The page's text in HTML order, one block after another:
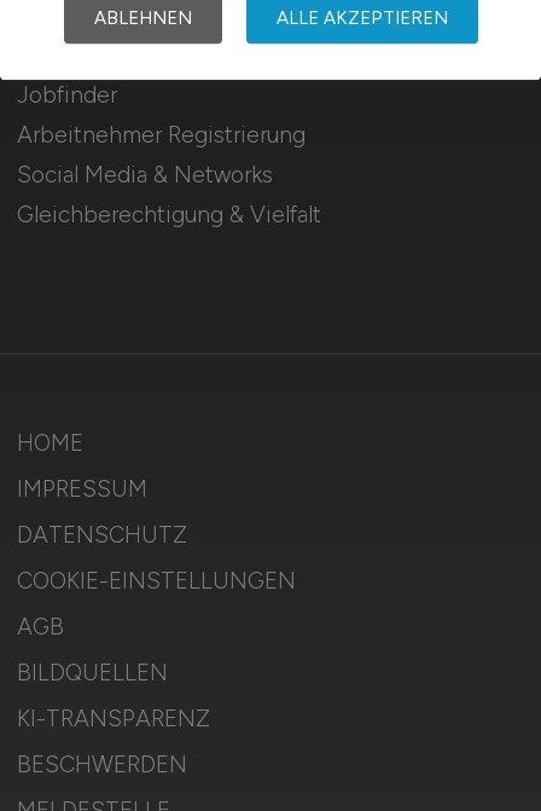
Jobfinder
Arbeitnehmer Registrierung
Social Media & Networks
Gleichberechtigung & Vielfalt
HOME
IMPRESSUM
DATENSCHUTZ
COOKIE-EINSTELLUNGEN
AGB
BILDQUELLEN
KI-TRANSPARENZ
BESCHWERDEN
ABLEHNEN ALLE AKZEPTIEREN